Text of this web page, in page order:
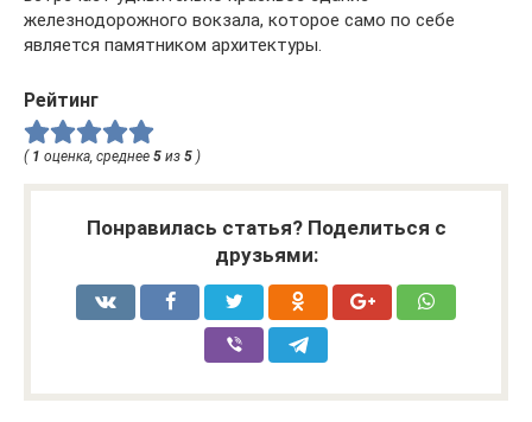
железнодорожного вокзала, которое само по себе
является памятником архитектуры.
Рейтинг
( 1 оценка, среднее 5 из 5 )
Понравилась статья? Поделиться с
друзьями: